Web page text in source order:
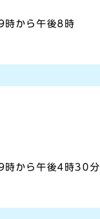
時から午後8時
時から午後4時30分